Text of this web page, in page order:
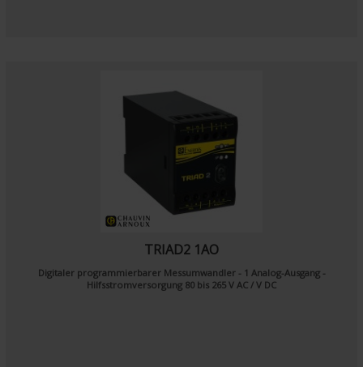
TRIAD2 1AO
Digitaler programmierbarer Messumwandler - 1 Analog-Ausgang -
Hilfsstromversorgung 80 bis 265 V AC / V DC